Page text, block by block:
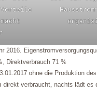
2016.
Direktverbrauch 71 %
ohne die Produktion des
direkt verbraucht, nachts lädt es